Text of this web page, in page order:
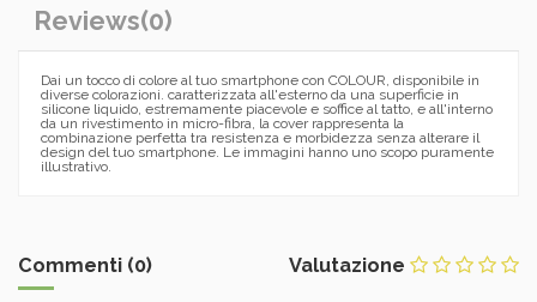
Reviews(0)
Dai un tocco di colore al tuo smartphone con COLOUR, disponibile in
diverse colorazioni. caratterizzata all'esterno da una superficie in
silicone liquido, estremamente piacevole e soffice al tatto, e all'interno
da un rivestimento in micro-fibra, la cover rappresenta la
combinazione perfetta tra resistenza e morbidezza senza alterare il
design del tuo smartphone. Le immagini hanno uno scopo puramente
illustrativo.
Valutazione
Commenti (0)